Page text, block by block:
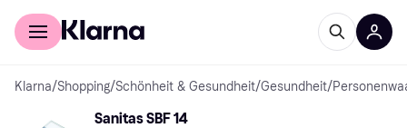
Für Shopper
Klarna/Shopping/Schönheit & Gesundheit/Gesundheit/
Sanitas SBF 14